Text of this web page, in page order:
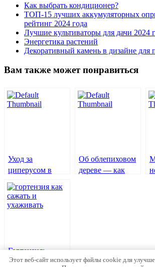
Как выбрать кондиционер?
ТОП-15 лучших аккумуляторных
рейтинг 2024 года
Лучшие культиваторы для дачи 2024
Энергетика растений
Декоративный камень в дизайне для
Вам также может понравиться
Уход за
циперусом в
домашних
условиях,
размножение
вариантами +
фото и видео
Об облепиховом
дереве — как
Гортензия:
посадка и уход в
Этот веб-сайт использует файлы cookie для